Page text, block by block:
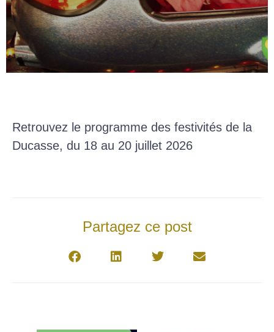
Retrouvez le programme des festivités de la
Ducasse, du 18 au 20 juillet 2026
Partagez ce post